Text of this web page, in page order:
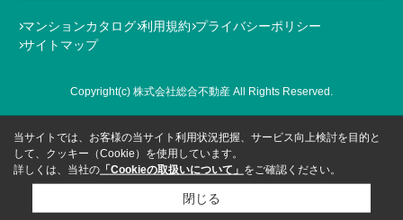
マンションカタログ 利用規約 プライバシーポリシー
サイトマップ
Copyright(c) 株式会社総合不動産 All Rights Reserved.
当サイトでは、お客様の当サイト利用状況把握、サービス向上検討を目的と
して、クッキー（Cookie）を使用しています。
詳しくは、当社の 「Cookieの取扱いについて」 をご確認ください。
閉じる